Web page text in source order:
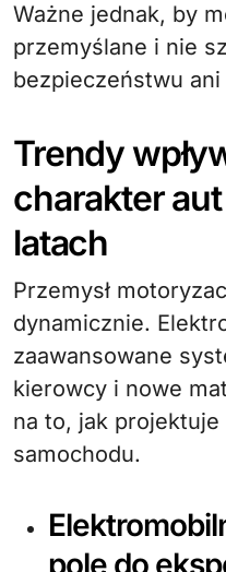
Ważne jednak, by
przemyślane i nie
bezpieczeństwu ani
Trendy
charakter
latach
Przemysł
dynamicznie.
zaawansowane
kierowcy i nowe
na to, jak projektuje
samochodu.
pole do